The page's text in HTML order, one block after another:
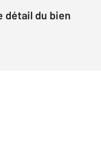
détail du bien